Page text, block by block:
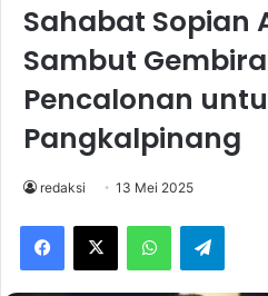
Sahabat Sopian
Sambut
Pencalonan
Pangkalpinang
redaksi 13 Mei 2025
Facebook
X WhatsApp